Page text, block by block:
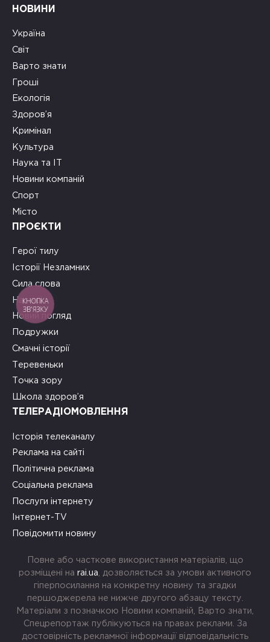
НОВИНИ
Україна
Світ
Варто знати
Гроші
Екологія
Здоров’я
Кримінал
Культура
Наука та ІТ
Новини компаній
Спорт
Місто
ПРОЄКТИ
Герої тилу
Історії Незламних
Сила слова
На часі
Новий погляд
Подружки
Смачні історії
Теревеньки
Точка зору
Школа здоров’я
ТЕЛЕРАДІОМОВЛЕННЯ
Історія телеканалу
Реклама на сайті
Політична реклама
Соціальна реклама
Послуги інтернету
Інтернет-TV
Повідомити новину
Повне або часткове використання матеріалів, що
розміщені на rai.ua , дозволяється за умови активного
гіперпосилання на конкретну новину та згадки
першоджерела не нижче другого абзацу тексту.
Матеріали з позначкою Новини компаній, Варто знати,
Спецрепортаж публікуються на правах реклами. За
достовірність рекламної інформації відповідальність
КНОПКА
ЗВ'ЯЗКУ